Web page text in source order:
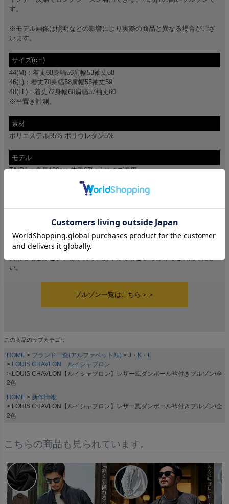
す。
※モデル画像は照明などの影響により実際の商品と異なる場合がござ
います。
サイズ(cm)
44(M)：着丈68身幅56肩幅53袖丈58
46(L)：着丈70身幅58肩幅55袖丈59
48(LL)：着丈72身幅60肩幅57袖丈60
※平置き計測。
素材
ポリエステル95% ポリウレタン5%
モデル
TAIRA：身長180cm 体重67kg Lサイズ着用
アイテムガイド
伸縮性-なし 透け感-なし 生地の厚み-普通 裏地-なし
※当店スタッフの個人的な感想になります。お客様により、感じ方等
い。
ブルゾン一覧はこちら＞＞
この商品のサブカテゴリ
HOME ブランド一覧(アルファベット順)
J・K・L
LOUIS CHAVLON ルイシャブロン
LOUIS CHAVLON【ルイシャブロン】レザー風ダンボール衿付きブルゾン/全
2色
HOME
新作情報
LOUIS CHAVLON【ルイシャブロン】レザー風ダンボール衿付きブルゾン/全
2色
こちらの商品も見られています。